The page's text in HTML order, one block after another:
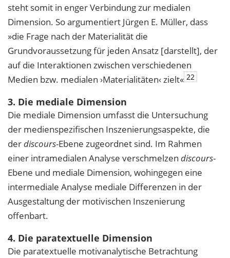
steht somit in enger Verbindung zur medialen
Dimension. So argumentiert Jürgen E. Müller, dass
»die Frage nach der Materialität die
Grundvoraussetzung für jeden Ansatz [darstellt], der
auf die Interaktionen zwischen verschiedenen
Medien bzw. medialen ›Materialitäten‹ zielt« 22
3. Die mediale Dimension
Die mediale Dimension umfasst die Untersuchung
der medienspezifischen Inszenierungsaspekte, die
derdiscours-Ebene zugeordnet sind. Im Rahmen
einer intramedialen Analyse verschmelzen discours-
Ebene und mediale Dimension, wohingegen eine
intermediale Analyse mediale Differenzen in der
Ausgestaltung der motivischen Inszenierung
offenbart.
4. Die paratextuelle Dimension
Die paratextuelle motivanalytische Betrachtung